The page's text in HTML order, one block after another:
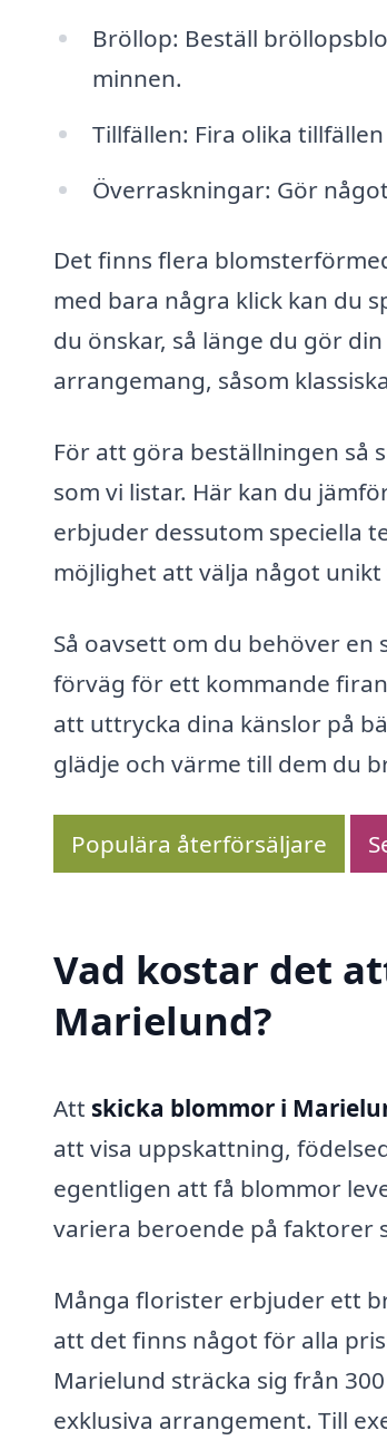
Bröllop: Beställ
minnen.
Tillfällen: Fira olika
Överraskningar: Gör
Det finns flera
med bara några klick kan du
du önskar, så länge du gör
arrangemang, såsom
För att göra beställningen så
som vi listar. Här kan du
erbjuder dessutom speciella
möjlighet att välja något
Så oavsett om du behöver
förväg för ett kommande
att uttrycka dina känslor på
glädje och värme till dem du
Populära återförsäljare
Vad kostar det
Marielund?
Att skicka blommor i
att visa uppskattning,
egentligen att få blommor
variera beroende på faktorer
Många florister erbjuder ett
att det finns något för alla
Marielund sträcka sig från
exklusiva arrangement. Till